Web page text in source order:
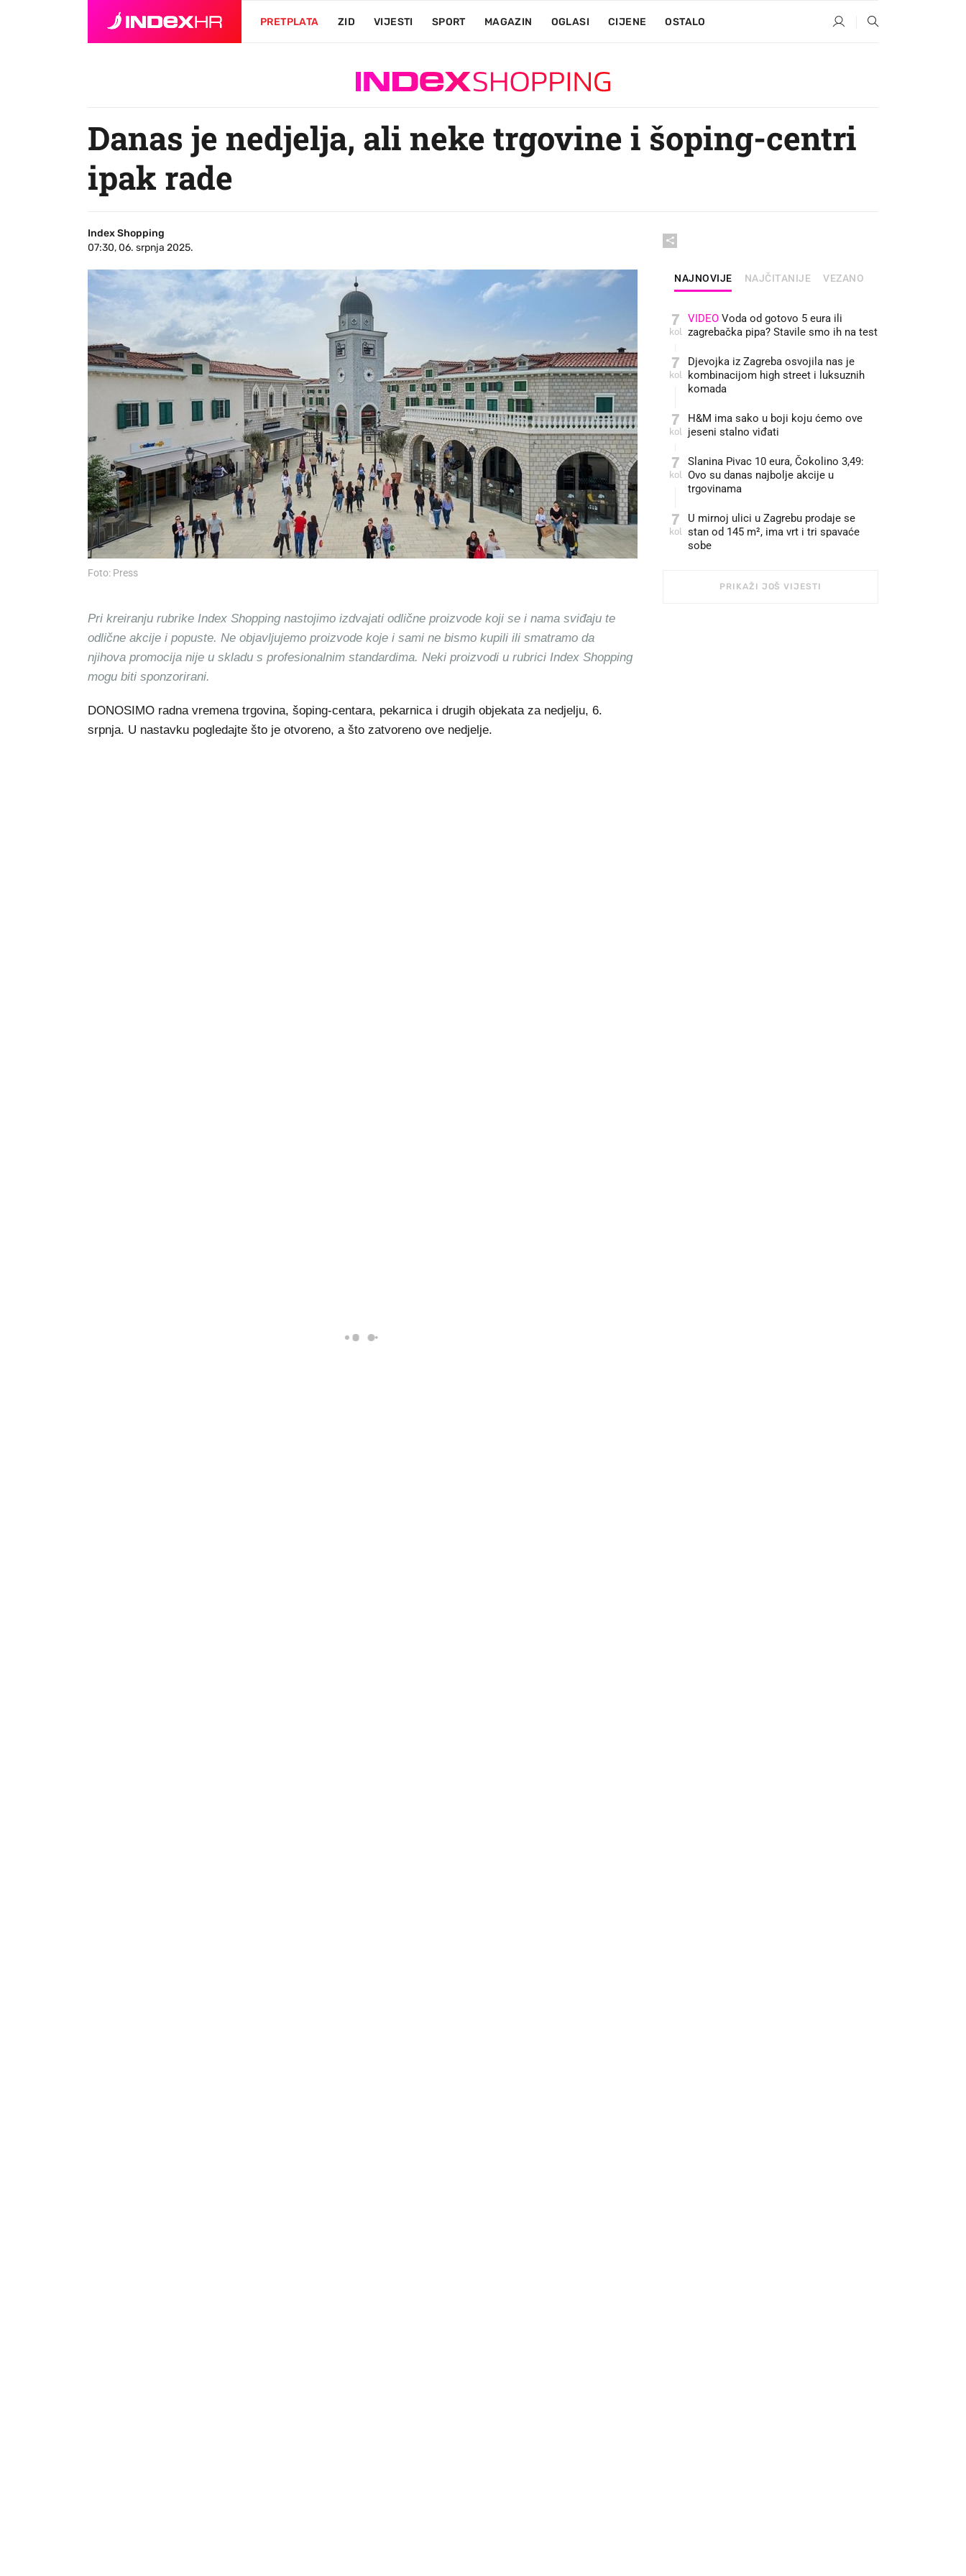
PRETPLATA ZID VIJESTI SPORT MAGAZIN OGLASI CIJENE OSTALO
Danas je nedjelja, ali neke trgovine i šoping-centri
ipak rade
Index Shopping
07:30, 06. srpnja 2025.
Foto: Press
Pri kreiranju rubrike Index Shopping nastojimo izdvajati odlične proizvode koji se i nama sviđaju te
odlične akcije i popuste. Ne objavljujemo proizvode koje i sami ne bismo kupili ili smatramo da
njihova promocija nije u skladu s profesionalnim standardima. Neki proizvodi u rubrici Index Shopping
mogu biti sponzorirani.
DONOSIMO radna vremena trgovina, šoping-centara, pekarnica i drugih objekata za nedjelju, 6.
srpnja. U nastavku pogledajte što je otvoreno, a što zatvoreno ove nedjelje.
NAJNOVIJE NAJČITANIJE VEZANO
7
kol
VIDEO Voda od gotovo 5 eura ili
zagrebačka pipa? Stavile smo ih na test
7
kol
Djevojka iz Zagreba osvojila nas je
kombinacijom high street i luksuznih
komada
7
kol
H&M ima sako u boji koju ćemo ove
jeseni stalno viđati
7
kol
Slanina Pivac 10 eura, Čokolino 3,49:
Ovo su danas najbolje akcije u
trgovinama
7
kol
U mirnoj ulici u Zagrebu prodaje se
stan od 145 m², ima vrt i tri spavaće
sobe
PRIKAŽI JOŠ VIJESTI